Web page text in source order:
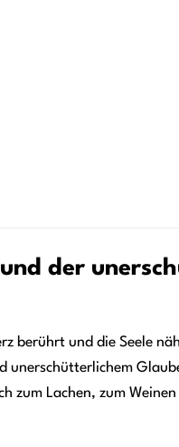
der
berührt und die Seele
unerschütterlichem
zum Lachen, zum